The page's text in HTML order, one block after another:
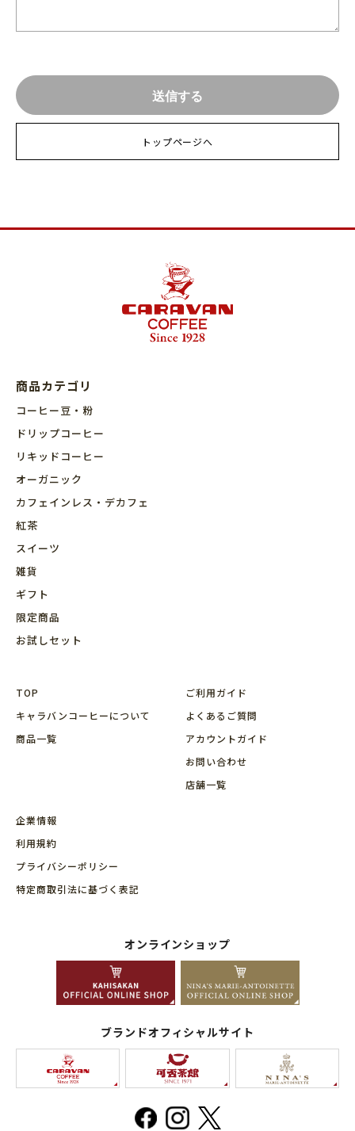
トップページへ
商品カテゴリ
コーヒー豆・粉
ドリップコーヒー
リキッドコーヒー
オーガニック
カフェインレス・デカフェ
紅茶
スイーツ
雑貨
ギフト
限定商品
お試しセット
TOP
キャラバンコーヒーについて
商品⼀覧
ご利用ガイド
よくあるご質問
アカウントガイド
お問い合わせ
店舗⼀覧
企業情報
利用規約
プライバシーポリシー
特定商取引法に基づく表記
オンラインショップ
ブランドオフィシャルサイト